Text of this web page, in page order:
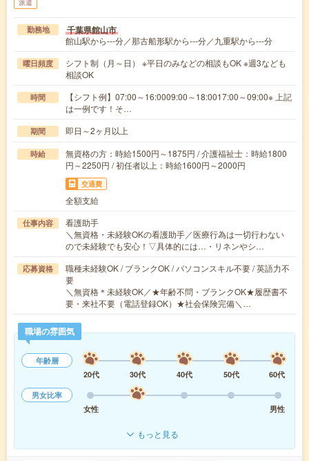
派遣
勤務地 千葉県館山市
館山駅から---分／那古船形駅から---分／九重駅から---分
曜日頻度
シフト制（月～日） ※平日のみなどの相談もOK ※週3なども
相談OK
時間
【シフト例】07:00～16:0009:00～18:0017:00～09:00※ 上記
は一例です！そ…
期間 即日～2ヶ月以上
時給
無資格の方：時給1500円～1875円 / 介護福祉士：時給1800
円～2250円 / 初任者以上：時給1600円～2000円
交通費
全額支給
仕事内容
看護助手
＼無資格・未経験OKの看護助手／医療行為は一切行わない
ので未経験でも安心！▽具体的には…・リネンやシ…
応募資格
職種未経験OK / ブランクOK / パソコンスキル不要 / 英語力不
要
＼無資格＊未経験OK／★年齢不問・ブランクOK★履歴書不
要・来社不要（電話登録OK）★社会保険完備＼…
職場の雰囲気
年齢層
20代
30代 40代 50代
60代
男女比率
女性
男性
もっと見る